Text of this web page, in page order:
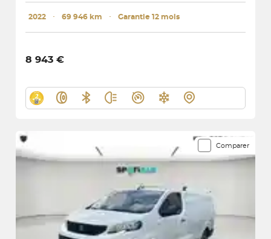
2022 ･ 69 946 km ･ Garantie 12 mois
8 943 €
Comparer